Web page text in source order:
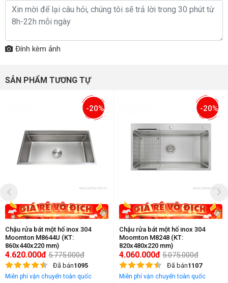
Đính kèm ảnh
SẢN PHẨM TƯƠNG TỰ
-20%
Chậu rửa bát một hố inox 304
Moomton M8644U (KT:
860x440x220 mm)
4.620.000đ 5.775.000đ
Đã bán1095
Miễn phí vận chuyển toàn quốc
-20%
Chậu rửa bát một hố inox 304
Moomton M8248 (KT:
820x480x220 mm)
4.060.000đ 5.075.000đ
Đã bán1107
Miễn phí vận chuyển toàn quốc